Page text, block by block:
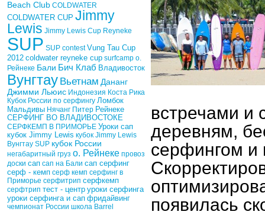
Beach Club COLDWATER
COLDWATER CUP Jimmy
Lewis Jimmy Lewis Cup Reyneke
SUP SUP contest Vung Tau Cup
2012 coldwater reyneke cup surfcamp о.
Рейнеке Бали Бич Клаб Владивосток
Вунгтау Вьетнам Дананг
Джимми Льюис Индонезия Коста Рика
Кубок России по серфингу Ломбок
Мальдивы Нячанг Питер Рейнеке
СЕРФИНГ ВО ВЛАДИВОСТОКЕ
СЕРФКЕМП В ПРИМОРЬЕ Уроки сап
кубок Jimmy Lewis кубок Jimmy Lewis
Вунгтау SUP кубок России
негабаритный груз о. Рейнеке провоз
доски сап сап на Бали сап серфинг
серф - кемп серф кемп серфинг в
Приморье серфитрип серфкемп
серфтрип тест - центр уроки серфинга
уроки серфинга и сап фридайвинг
чемпионат России школа Barrel
встречами и
деревням,
серфингом
появилась